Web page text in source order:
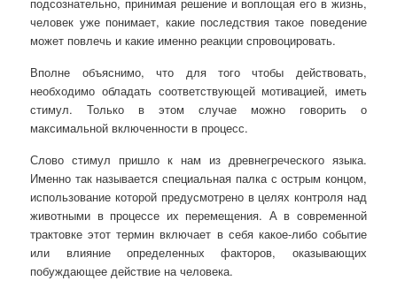
человек уже понимает, какие последствия такое поведение
может повлечь и какие именно реакции спровоцировать.
Вполне объяснимо, что для того чтобы действовать,
необходимо обладать соответствующей мотивацией, иметь
стимул. Только в этом случае можно говорить о
максимальной включенности в процесс.
Слово стимул пришло к нам из древнегреческого языка.
Именно так называется специальная палка с острым концом,
использование которой предусмотрено в целях контроля над
животными в процессе их перемещения. А в современной
трактовке этот термин включает в себя какое-либо событие
или влияние определенных факторов, оказывающих
побуждающее действие на человека.